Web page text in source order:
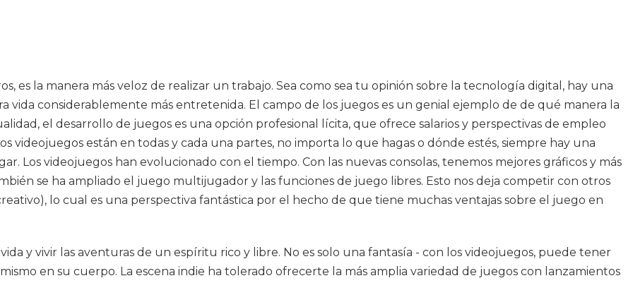
es la manera más veloz de realizar un trabajo. Sea como sea tu opinión sobre la tecnología digital, hay una
vida considerablemente más entretenida. El campo de los juegos es un genial ejemplo de de qué manera la
el desarrollo de juegos es una opción profesional lícita, que ofrece salarios y perspectivas de empleo
videojuegos están en todas y cada una partes, no importa lo que hagas o dónde estés, siempre hay una
Los videojuegos han evolucionado con el tiempo. Con las nuevas consolas, tenemos mejores gráficos y más
se ha ampliado el juego multijugador y las funciones de juego libres. Esto nos deja competir con otros
lo cual es una perspectiva fantástica por el hecho de que tiene muchas ventajas sobre el juego en
y vivir las aventuras de un espíritu rico y libre. No es solo una fantasía - con los videojuegos, puede tener
en su cuerpo. La escena indie ha tolerado ofrecerte la más amplia variedad de juegos con lanzamientos